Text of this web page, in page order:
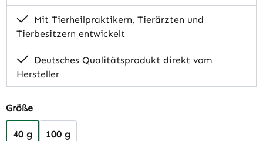
Mit Tierheilpraktikern, Tierärzten und
Tierbesitzern entwickelt
Deutsches Qualitätsprodukt direkt vom
Hersteller
Größeauswählen
40 g 100 g